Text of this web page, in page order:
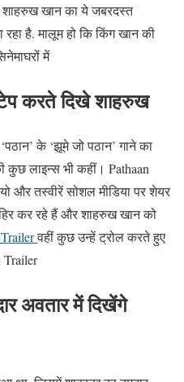
शाहरुख खान का ये जबरदस्त
रहा है. मालूम हो कि किंग खान की
में
करते दिखे शाहरुख
के ‘झूमे जो पठान’ गाने का
कुछ लाइन्स भी कहीं। Pathaan
और तस्वीरें सोशल मीडिया पर शेयर
कर रहे हैं और शाहरुख खान को
Trailerवहीं कुछ उन्हें ट्रोल करते हुए
Trailer
अवतार में दिखेंगे